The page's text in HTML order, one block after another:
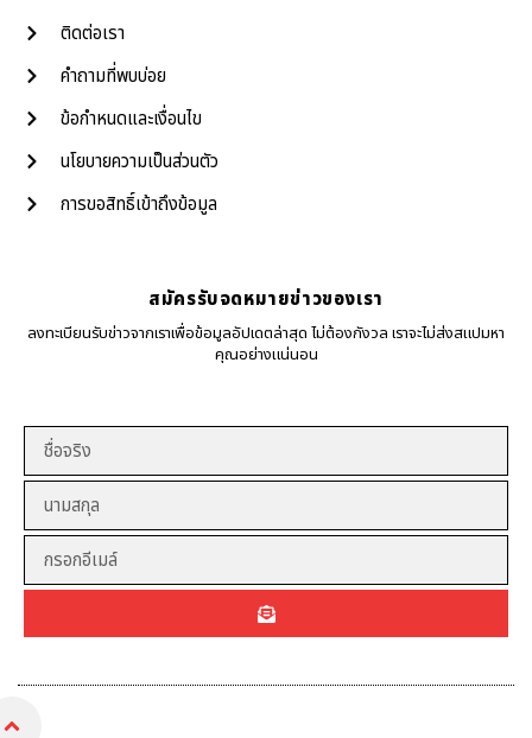
ติดต่อเรา
คำถามที่พบบ่อย
ข้อกำหนดและเงื่อนไข
นโยบายความเป็นส่วนตัว
การขอสิทธิ์เข้าถึงข้อมูล
สมัครรับจดหมายข่าวของเรา
ลงทะเบียนรับข่าวจากเราเพื่อข้อมูลอัปเดตล่าสุด ไม่ต้องกังวล เราจะไม่ส่งสแปมหา
คุณอย่างแน่นอน